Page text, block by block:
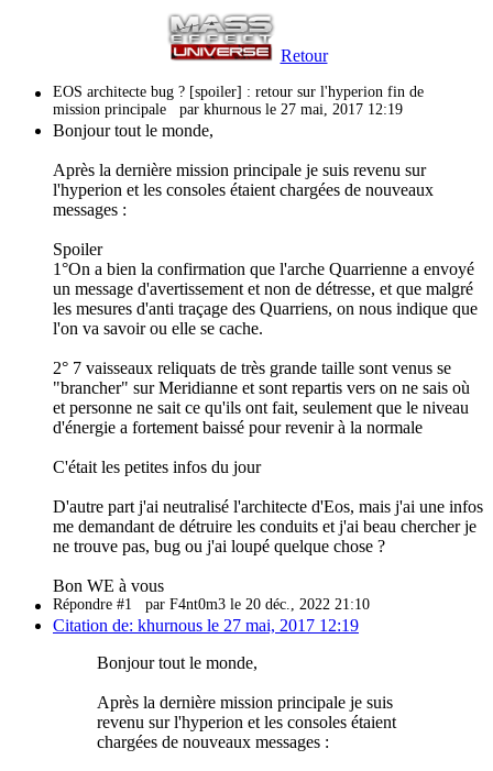
Retour
EOS architecte bug ? [spoiler] : retour sur l'hyperion fin de
mission principale par khurnous le 27 mai, 2017 12:19
Bonjour tout le monde,
Après la dernière mission principale je suis revenu sur
l'hyperion et les consoles étaient chargées de nouveaux
messages :
Spoiler
1°On a bien la confirmation que l'arche Quarrienne a envoyé
un message d'avertissement et non de détresse, et que malgré
les mesures d'anti traçage des Quarriens, on nous indique que
l'on va savoir ou elle se cache.
2° 7 vaisseaux reliquats de très grande taille sont venus se
"brancher" sur Meridianne et sont repartis vers on ne sais où
et personne ne sait ce qu'ils ont fait, seulement que le niveau
d'énergie a fortement baissé pour revenir à la normale
C'était les petites infos du jour
D'autre part j'ai neutralisé l'architecte d'Eos, mais j'ai une infos
me demandant de détruire les conduits et j'ai beau chercher je
ne trouve pas, bug ou j'ai loupé quelque chose ?
Bon WE à vous
Répondre #1 par F4nt0m3 le 20 déc., 2022 21:10
Citation de: khurnous le 27 mai, 2017 12:19
Bonjour tout le monde,
Après la dernière mission principale je suis
revenu sur l'hyperion et les consoles étaient
chargées de nouveaux messages :